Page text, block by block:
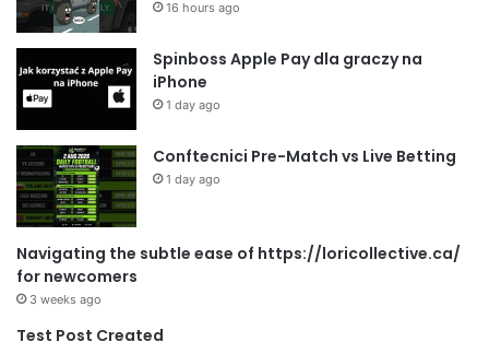
16 hours ago
Spinboss Apple Pay dla graczy na
iPhone
1 day ago
Conftecnici Pre-Match vs Live Betting
1 day ago
Navigating the subtle ease of https://loricollective.ca/
for newcomers
3 weeks ago
Test Post Created